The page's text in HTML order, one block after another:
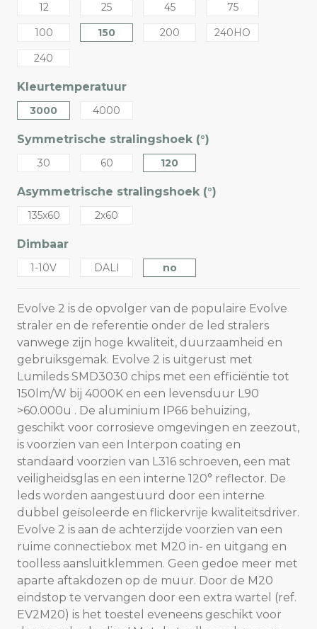
12 25 45
75
100
150 200
240HO
240
Kleurtemperatuur
3000 4000
Symmetrische stralingshoek (°)
30 60 120
Asymmetrische stralingshoek (°)
135x60 2x60
Dimbaar
1-10V DALI no
Evolve 2 is de opvolger van de populaire Evolve
straler en de referentie onder de led stralers
vanwege zijn hoge kwaliteit, duurzaamheid en
gebruiksgemak. Evolve 2 is uitgerust met
Lumileds SMD3030 chips met een efficiëntie tot
150lm/W bij 4000K en een levensduur L90
>60.000u . De aluminium IP66 behuizing,
geschikt voor corrosieve omgevingen en zeezout,
is voorzien van een Interpon coating en
standaard voorzien van L316 schroeven, een mat
veiligheidsglas en een interne 120° reflector. De
leds worden aangestuurd door een interne
dubbel geïsoleerde en flickervrije kwaliteitsdriver.
Evolve 2 is aan de achterzijde voorzien van een
ruime connectiebox met M20 in- en uitgang en
toolless aansluitklemmen. Geen gedoe meer met
aparte aftakdozen op de muur. Door de M20
eindstop te vervangen door een extra wartel (ref.
EV2M20) is het toestel eveneens geschikt voor